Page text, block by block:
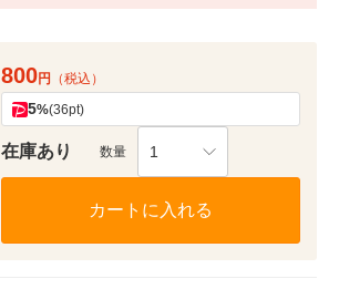
800円 （税込）
5%(36pt)
在庫あり 数量 1
カートに入れる